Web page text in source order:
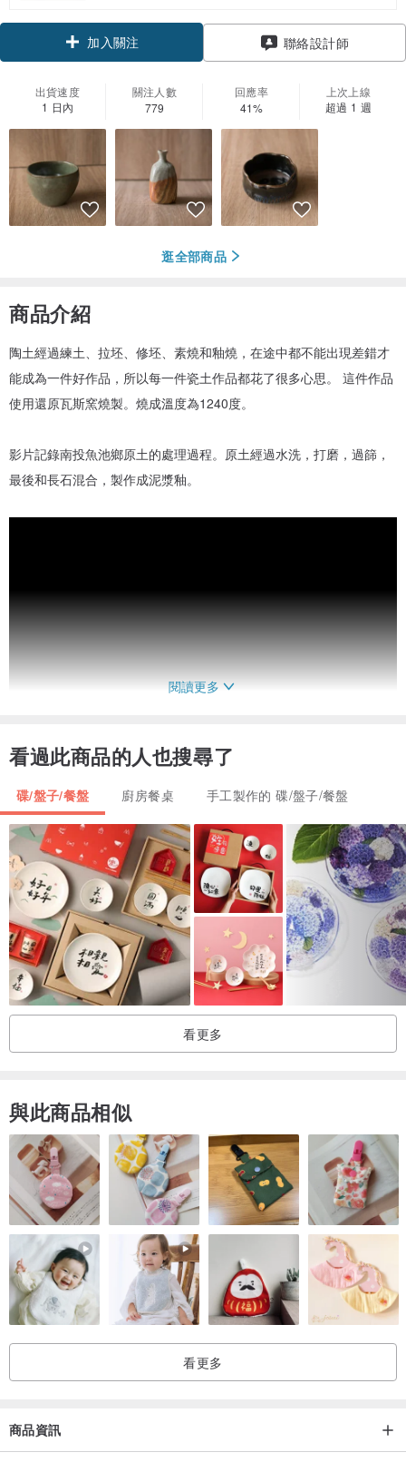
加入關注 聯絡設計師
出貨速度
1 日內
關注人數
779
回應率
41%
上次上線
超過 1 週
逛全部商品
商品介紹
陶土經過練土、拉坯、修坯、素燒和釉燒，在途中都不能出現差錯才
能成為一件好作品，所以每一件瓷土作品都花了很多心思。 這件作品
使用還原瓦斯窯燒製。燒成溫度為1240度。
影片記錄南投魚池鄉原土的處理過程。原土經過水洗，打磨，過篩，
最後和長石混合，製作成泥漿釉。
/ 材質 /
黃陶
/ 尺寸 /
長x 寬 x 高： 12cm x 12cm x 1.5cm
重量：112g
手工製造，不會很完美，尺寸存在加減0.5cm的誤差
介意的朋友請斟酌購買
實物顔色會因爲螢幕色差而有所差異，顔色以實物爲準。
使用前注意
1. 運送用的裝材皆為再利用材料。
2. 陶瓷器若是作為食器使用，在使用前務必以沖洗數次後再使用，清
潔表面上的髒污。
3. 釉藥在燒結時都會有一些瑕疵。如有細微針孔、釉藥裂紋(不是陶土
上的裂痕)和縮釉都屬正常現象。
如何保養陶瓷器
一件陶瓷器如果保養得宜可以留傳千年，所以在使用的時候也要多多
1. 陶瓷器一般都可以在微波爐和洗碗機使用。除耐火土制成之作品，
儘可能不在烤箱內使用，以免造成釉藥產生裂紋。
閱讀更多
看過此商品的人也搜尋了
碟/盤子/餐盤 廚房餐桌 手工製作的 碟/盤子/餐盤
看更多
與此商品相似
看更多
商品資訊